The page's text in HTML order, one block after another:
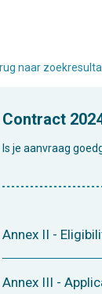
naar
Contract
Is je aanvraag
Annex II -
Annex III -